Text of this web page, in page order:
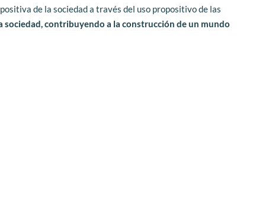
de la sociedad a través del uso propositivo de las
sociedad, contribuyendo a la construcción de un mundo